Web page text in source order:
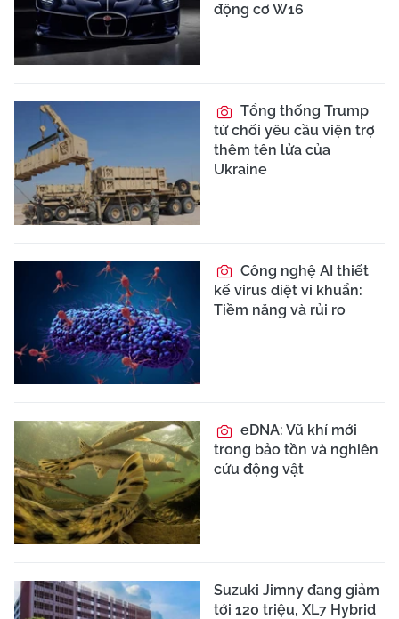
động cơ W16
Tổng thống Trump
từ chối yêu cầu viện trợ
thêm tên lửa của
Ukraine
Công nghệ AI thiết
kế virus diệt vi khuẩn:
Tiềm năng và rủi ro
eDNA: Vũ khí mới
trong bảo tồn và nghiên
cứu động vật
Suzuki Jimny đang giảm
tới 120 triệu, XL7 Hybrid